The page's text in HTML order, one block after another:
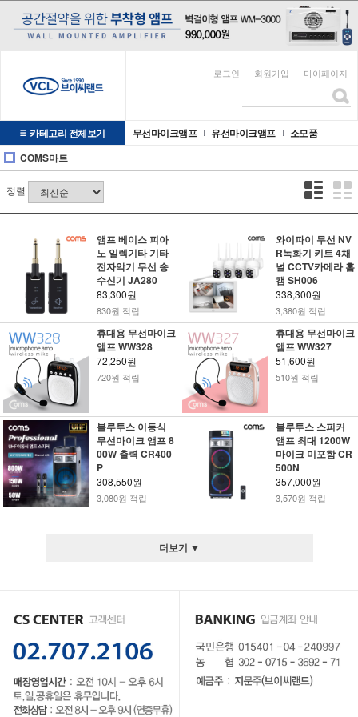
로그인 회원가입 마이페이지
카테고리 전체보기 무선마이크앰프 유선마이크앰프
소모품
COMS마트
정렬
앰프 베이스 피아
노 일렉기타 기타
전자악기 무선 송
수신기 JA280
83,300원
830원 적립
와이파이 무선 NV
R녹화기 키트 4채
널 CCTV카메라 홈
캠 SH006
338,300원
3,380원 적립
휴대용 무선마이크
앰프 WW328
72,250원
720원 적립
휴대용 무선마이크
앰프 WW327
51,600원
510원 적립
블루투스 이동식
무선마이크 앰프 8
00W 출력 CR400
P
308,550원
3,080원 적립
블루투스 스피커
앰프 최대 1200W
마이크 미포함 CR
500N
357,000원
3,570원 적립
더보기 ▼